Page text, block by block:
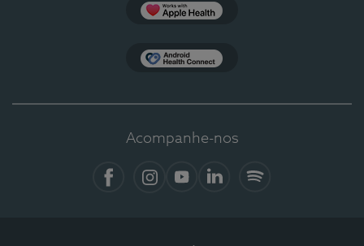
Acompanhe-nos